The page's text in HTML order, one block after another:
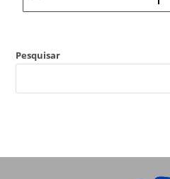
Pesquisar